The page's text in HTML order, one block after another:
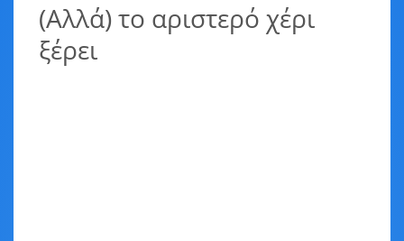
(Αλλά) το αριστερό χέρι
ξέρει